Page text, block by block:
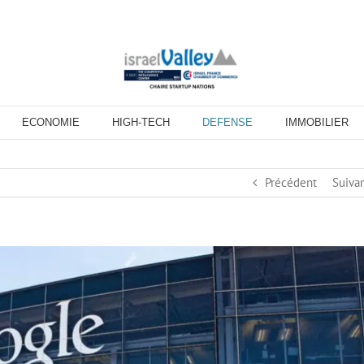
ECONOMIE HIGH-TECH DEFENSE IMMOBILIER
Précédent